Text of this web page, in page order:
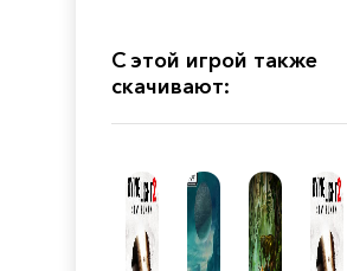
С этой игрой также
скачивают: